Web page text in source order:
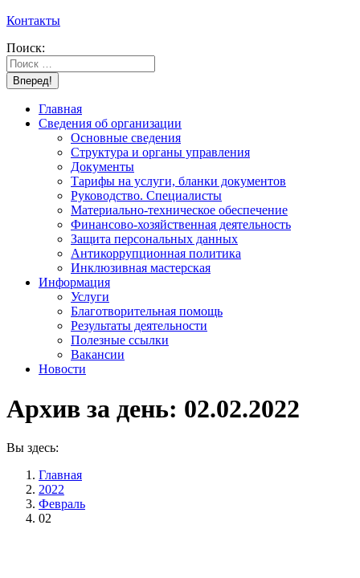
Контакты
Поиск:
Главная
Сведения об организации
Основные сведения
Структура и органы управления
Документы
Тарифы на услуги, бланки документов
Руководство. Специалисты
Материально-техническое обеспечение
Финансово-хозяйственная деятельность
Защита персональных данных
Антикоррупционная политика
Инклюзивная мастерская
Информация
Услуги
Благотворительная помощь
Результаты деятельности
Полезные ссылки
Вакансии
Новости
Архив за день: 02.02.2022
Вы здесь:
Главная
2022
Февраль
02